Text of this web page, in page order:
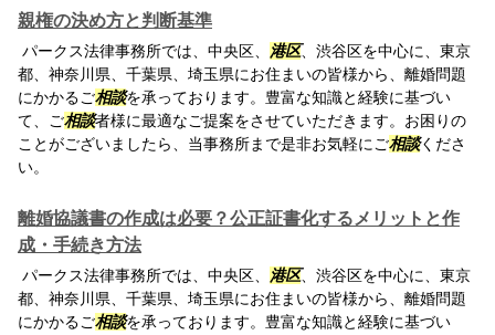
親権の決め方と判断基準
パークス法律事務所では、中央区、 港区、渋谷区を中心に、東京
都、神奈川県、千葉県、埼玉県にお住まいの皆様から、離婚問題
にかかるご相談を承っております。豊富な知識と経験に基づい
て、ご相談者様に最適なご提案をさせていただきます。お困りの
ことがございましたら、当事務所まで是非お気軽にご相談くださ
い。
離婚協議書の作成は必要？公正証書化するメリットと作
成・手続き方法
パークス法律事務所では、中央区、 港区、渋谷区を中心に、東京
都、神奈川県、千葉県、埼玉県にお住まいの皆様から、離婚問題
にかかるご相談を承っております。豊富な知識と経験に基づい